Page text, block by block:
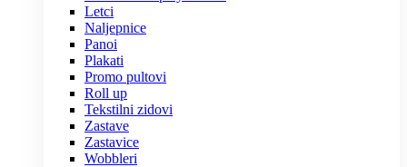
Letci
Naljepnice
Panoi
Plakati
Promo pultovi
Roll up
Tekstilni zidovi
Zastave
Zastavice
Wobbleri